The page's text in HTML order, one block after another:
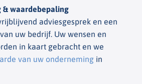
& waardebepaling
adviesgesprek en een
uw bedrijf. Uw wensen en
in kaart gebracht en we
van uw onderneming in